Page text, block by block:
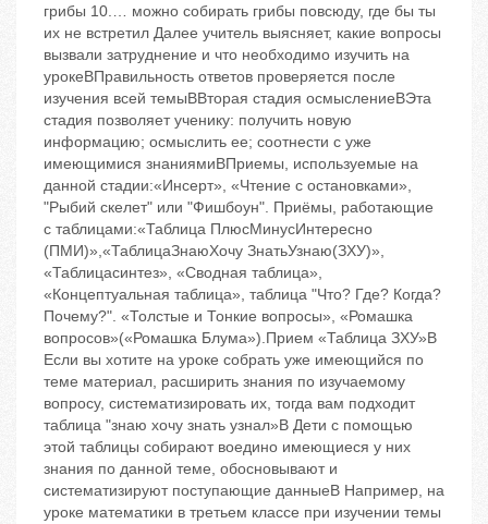
грибы 10.… можно собирать грибы повсюду, где бы ты
их не встретил Далее учитель выясняет, какие вопросы
вызвали затруднение и что необходимо изучить на
урокеBПравильность ответов проверяется после
изучения всей темыBВторая стадия ‬осмыслениеBЭта
стадия позволяет ученику: получить новую
информацию; осмыслить ее; соотнести с уже
имеющимися знаниямиBПриемы, используемые на
данной стадии:«Инсерт», «Чтение с остановками»,
"Рыбий скелет" или "Фишбоун". Приёмы, работающие
с таблицами:«Таблица ПлюсМинусИнтересно
(ПМИ)»,«ТаблицаЗнаюХочу ЗнатьУзнаю(ЗХУ)»,
«Таблицасинтез», «Сводная таблица»,
«Концептуальная таблица», таблица "Что? Где? Когда?
Почему?". «Толстые и Тонкие вопросы», «Ромашка
вопросов»(«Ромашка Блума»).Прием «Таблица ЗХУ»B
Если вы хотите на уроке собрать уже имеющийся по
теме материал, расширить знания по изучаемому
вопросу, систематизировать их, тогда вам подходит
таблица "знаю хочу знать ‬узнал»B Дети с помощью
этой таблицы собирают воедино имеющиеся у них
знания по данной теме, обосновывают и
систематизируют поступающие данныеB Например, на
уроке математики в третьем классе при изучении темы